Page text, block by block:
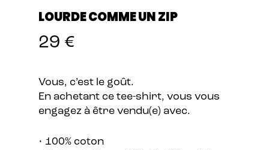
LOURDE COMME UN ZIP
29 €
Vous, c’est le goût.
En achetant ce tee-shirt, vous vous
engagez à être vendu(e) avec.
• 100% coton